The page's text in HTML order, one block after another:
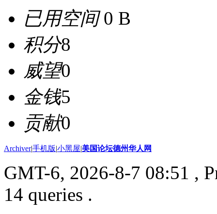
已用空间0 B
积分8
威望0
金钱5
贡献0
Archiver|手机版|小黑屋|美国论坛德州华人网
GMT-6, 2026-8-7 08:51 ,
14 queries .